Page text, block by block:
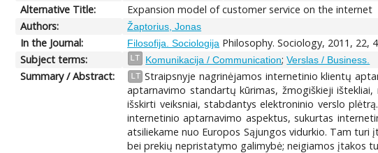
Alternative Title:
Expansion model of customer service on the internet
Authors:
Žaptorius, Jonas
In the Journal: Filosofija. Sociologija Philosophy. Sociology, 2011, 22,
Subject terms:
LT Komunikacija / Communication;Verslas / Business.
Summary / Abstract: LT Straipsnyje nagrinėjamos internetinio klientų
aptarnavimo standartų kūrimas, žmogiškieji
išskirti veiksniai, stabdantys elektroninio verslo
internetinio aptarnavimo aspektus, sukurtas
atsiliekame nuo Europos Sąjungos vidurkio. Tam
bei prekių nepristatymo galimybė; neigiamos įtakos